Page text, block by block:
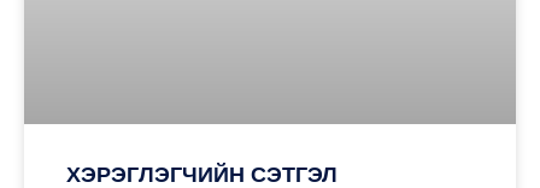
ХЭРЭГЛЭГЧИЙН СЭТГЭЛ